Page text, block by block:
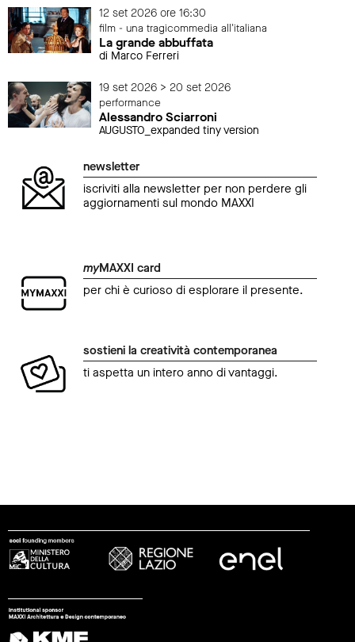
12 set 2026 ore 16:30
film - una tragicommedia all'italiana
La grande abbuffata
di Marco Ferreri
19 set 2026 > 20 set 2026
performance
Alessandro Sciarroni
AUGUSTO_expanded tiny version
newsletter
iscriviti alla newsletter per non perdere gli
aggiornamenti sul mondo MAXXI
myMAXXI card
per chi è curioso di esplorare il presente.
sostieni la creatività contemporanea
ti aspetta un intero anno di vantaggi.